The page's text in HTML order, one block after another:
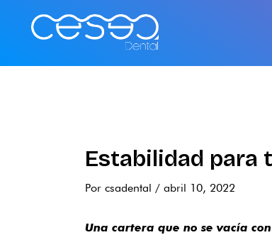
Estabilidad para
Por csadental / abril 10, 2022
Una cartera que no se vacía